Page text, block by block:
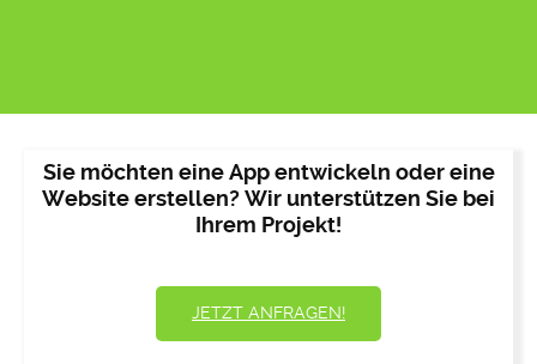
Sie möchten eine App entwickeln oder eine
Website erstellen? Wir unterstützen Sie bei
Ihrem Projekt!
JETZT ANFRAGEN!